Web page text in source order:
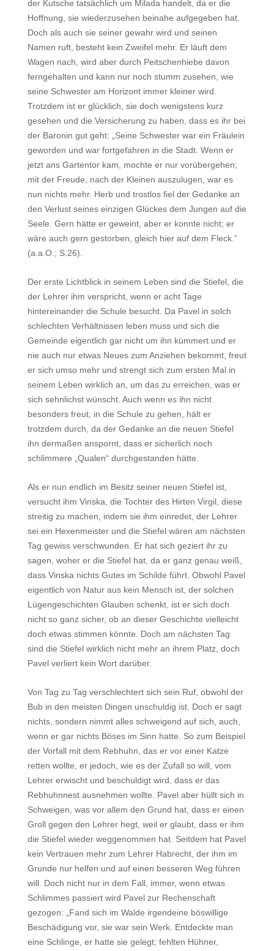
der Kutsche tatsächlich um Milada handelt, da er die
Hoffnung, sie wiederzusehen beinahe aufgegeben hat.
Doch als auch sie seiner gewahr wird und seinen
Namen ruft, besteht kein Zweifel mehr. Er läuft dem
Wagen nach, wird aber durch Peitschenhiebe davon
ferngehalten und kann nur noch stumm zusehen, wie
seine Schwester am Horizont immer kleiner wird.
Trotzdem ist er glücklich, sie doch wenigstens kurz
gesehen und die Versicherung zu haben, dass es ihr bei
der Baronin gut geht: „Seine Schwester war ein Fräulein
geworden und war fortgefahren in die Stadt. Wenn er
jetzt ans Gartentor kam, mochte er nur vorübergehen;
mit der Freude, nach der Kleinen auszulugen, war es
nun nichts mehr. Herb und trostlos fiel der Gedanke an
den Verlust seines einzigen Glückes dem Jungen auf die
Seele. Gern hätte er geweint, aber er konnte nicht; er
wäre auch gern gestorben, gleich hier auf dem Fleck.“
(a.a.O.; S.26).
Der erste Lichtblick in seinem Leben sind die Stiefel, die
der Lehrer ihm verspricht, wenn er acht Tage
hintereinander die Schule besucht. Da Pavel in solch
schlechten Verhältnissen leben muss und sich die
Gemeinde eigentlich gar nicht um ihn kümmert und er
nie auch nur etwas Neues zum Anziehen bekommt, freut
er sich umso mehr und strengt sich zum ersten Mal in
seinem Leben wirklich an, um das zu erreichen, was er
sich sehnlichst wünscht. Auch wenn es ihn nicht
besonders freut, in die Schule zu gehen, hält er
trotzdem durch, da der Gedanke an die neuen Stiefel
ihn dermaßen anspornt, dass er sicherlich noch
schlimmere „Qualen“ durchgestanden hätte.
Als er nun endlich im Besitz seiner neuen Stiefel ist,
versucht ihm Vinska, die Tochter des Hirten Virgil, diese
streitig zu machen, indem sie ihm einredet, der Lehrer
sei ein Hexenmeister und die Stiefel wären am nächsten
Tag gewiss verschwunden. Er hat sich geziert ihr zu
sagen, woher er die Stiefel hat, da er ganz genau weiß,
dass Vinska nichts Gutes im Schilde führt. Obwohl Pavel
eigentlich von Natur aus kein Mensch ist, der solchen
Lügengeschichten Glauben schenkt, ist er sich doch
nicht so ganz sicher, ob an dieser Geschichte vielleicht
doch etwas stimmen könnte. Doch am nächsten Tag
sind die Stiefel wirklich nicht mehr an ihrem Platz, doch
Pavel verliert kein Wort darüber.
Von Tag zu Tag verschlechtert sich sein Ruf, obwohl der
Bub in den meisten Dingen unschuldig ist. Doch er sagt
nichts, sondern nimmt alles schweigend auf sich, auch,
wenn er gar nichts Böses im Sinn hatte. So zum Beispiel
der Vorfall mit dem Rebhuhn, das er vor einer Katze
retten wollte, er jedoch, wie es der Zufall so will, vom
Lehrer erwischt und beschuldigt wird, dass er das
Rebhuhnnest ausnehmen wollte. Pavel aber hüllt sich in
Schweigen, was vor allem den Grund hat, dass er einen
Groll gegen den Lehrer hegt, weil er glaubt, dass er ihm
die Stiefel wieder weggenommen hat. Seitdem hat Pavel
kein Vertrauen mehr zum Lehrer Habrecht, der ihm im
Grunde nur helfen und auf einen besseren Weg führen
will. Doch nicht nur in dem Fall, immer, wenn etwas
Schlimmes passiert wird Pavel zur Rechenschaft
gezogen: „Fand sich im Walde irgendeine böswillige
Beschädigung vor, sie war sein Werk. Entdeckte man
eine Schlinge, er hatte sie gelegt; fehlten Hühner,